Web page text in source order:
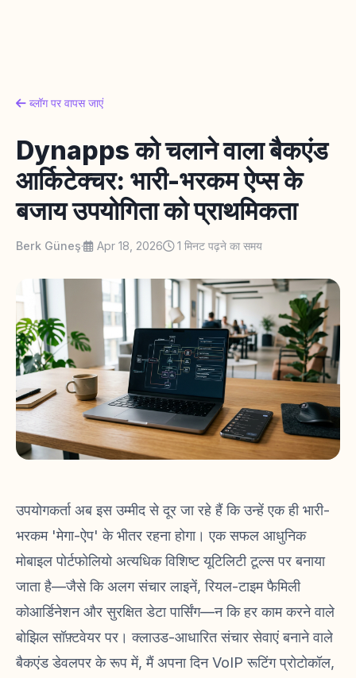
ब्लॉग पर वापस जाएं
Dynapps को चलाने वाला बैकएंड
आर्किटेक्चर: भारी-भरकम ऐप्स के
बजाय उपयोगिता को प्राथमिकता
Berk Güneş· Apr 18, 2026 1 मिनट पढ़ने का समय
उपयोगकर्ता अब इस उम्मीद से दूर जा रहे हैं कि उन्हें एक ही भारी-
भरकम 'मेगा-ऐप' के भीतर रहना होगा। एक सफल आधुनिक
मोबाइल पोर्टफोलियो अत्यधिक विशिष्ट यूटिलिटी टूल्स पर बनाया
जाता है—जैसे कि अलग संचार लाइनें, रियल-टाइम फैमिली
कोआर्डिनेशन और सुरक्षित डेटा पार्सिंग—न कि हर काम करने वाले
बोझिल सॉफ़्टवेयर पर। क्लाउड-आधारित संचार सेवाएं बनाने वाले
बैकएंड डेवलपर के रूप में, मैं अपना दिन VoIP रूटिंग प्रोटोकॉल,